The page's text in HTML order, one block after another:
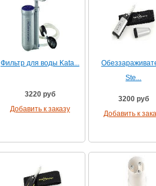
Фильтр для воды Kata...
3220 руб
Добавить к заказу
Ste...
3200 руб
Добавить к